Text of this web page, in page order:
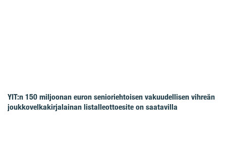
YIT:n 150 miljoonan euron senioriehtoisen vakuudellisen vihreän
joukkovelkakirjalainan listalleottoesite on saatavilla